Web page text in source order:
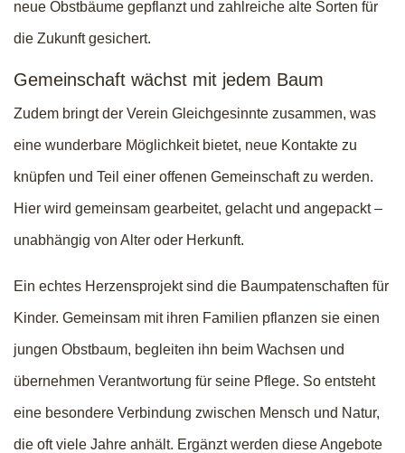
neue Obstbäume gepflanzt und zahlreiche alte Sorten für
die Zukunft gesichert.
Gemeinschaft wächst mit jedem Baum
Zudem bringt der Verein Gleichgesinnte zusammen, was
eine wunderbare Möglichkeit bietet, neue Kontakte zu
knüpfen und Teil einer offenen Gemeinschaft zu werden.
Hier wird gemeinsam gearbeitet, gelacht und angepackt –
unabhängig von Alter oder Herkunft.
Ein echtes Herzensprojekt sind die Baumpatenschaften für
Kinder. Gemeinsam mit ihren Familien pflanzen sie einen
jungen Obstbaum, begleiten ihn beim Wachsen und
übernehmen Verantwortung für seine Pflege. So entsteht
eine besondere Verbindung zwischen Mensch und Natur,
die oft viele Jahre anhält. Ergänzt werden diese Angebote